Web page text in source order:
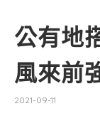
公有地
風來前
2021-09-11